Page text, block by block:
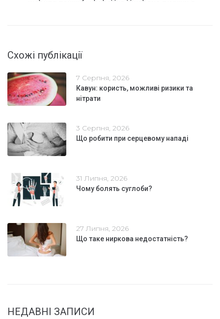
Схожі публікації
7 Серпня, 2026
Кавун: користь, можливі ризики та
нітрати
3 Серпня, 2026
Що робити при серцевому нападі
31 Липня, 2026
Чому болять суглоби?
27 Липня, 2026
Що таке ниркова недостатність?
НЕДАВНІ ЗАПИСИ